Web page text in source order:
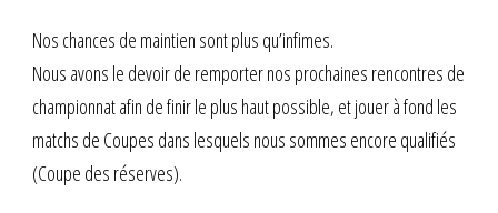
Nos chances de maintien sont plus qu’infimes.
Nous avons le devoir de remporter nos prochaines rencontres de
championnat afin de finir le plus haut possible, et jouer à fond les
matchs de Coupes dans lesquels nous sommes encore qualifiés
(Coupe des réserves).